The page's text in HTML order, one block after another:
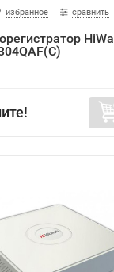
избранное сравнить